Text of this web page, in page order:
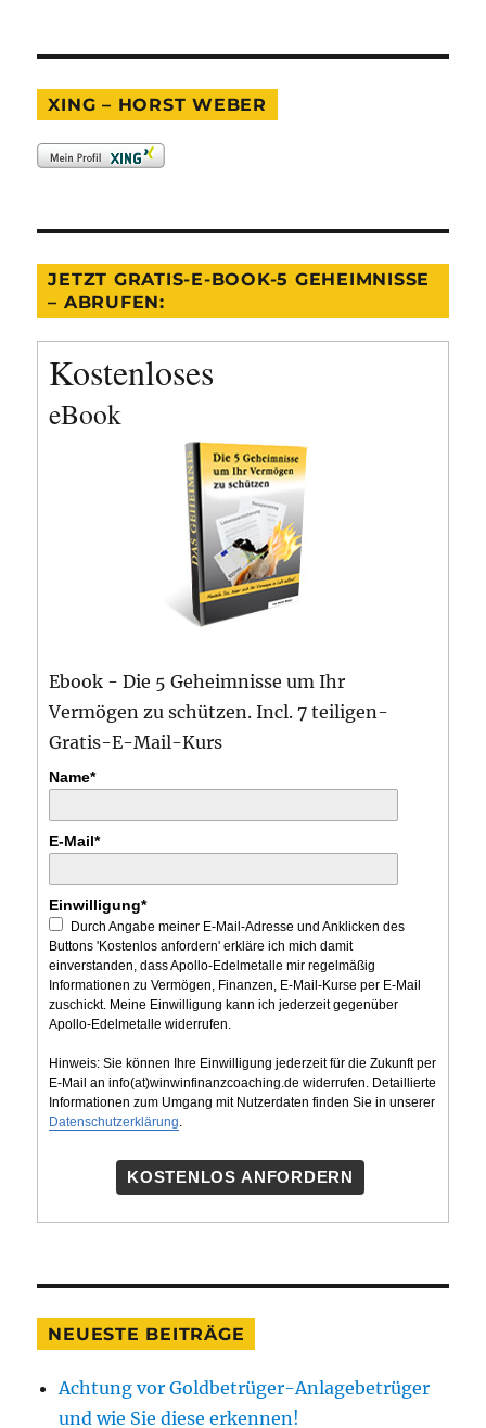
XING – HORST WEBER
JETZT GRATIS-E-BOOK-5 GEHEIMNISSE
– ABRUFEN:
Kostenloses
eBook
Ebook - Die 5 Geheimnisse um Ihr
Vermögen zu schützen. Incl. 7 teiligen-
Gratis-E-Mail-Kurs
Name*
E-Mail*
Einwilligung*
Durch Angabe meiner E-Mail-Adresse und Anklicken des
Buttons 'Kostenlos anfordern' erkläre ich mich damit
einverstanden, dass Apollo-Edelmetalle mir regelmäßig
Informationen zu Vermögen, Finanzen, E-Mail-Kurse per E-Mail
zuschickt. Meine Einwilligung kann ich jederzeit gegenüber
Apollo-Edelmetalle widerrufen.
Hinweis: Sie können Ihre Einwilligung jederzeit für die Zukunft per
E-Mail an info(at)winwinfinanzcoaching.de widerrufen. Detaillierte
Informationen zum Umgang mit Nutzerdaten finden Sie in unserer
Datenschutzerklärung.
KOSTENLOS ANFORDERN
NEUESTE BEITRÄGE
Achtung vor Goldbetrüger-Anlagebetrüger
und wie Sie diese erkennen!